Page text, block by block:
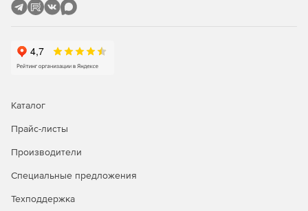
Каталог
Прайс-листы
Производители
Специальные предложения
Техподдержка